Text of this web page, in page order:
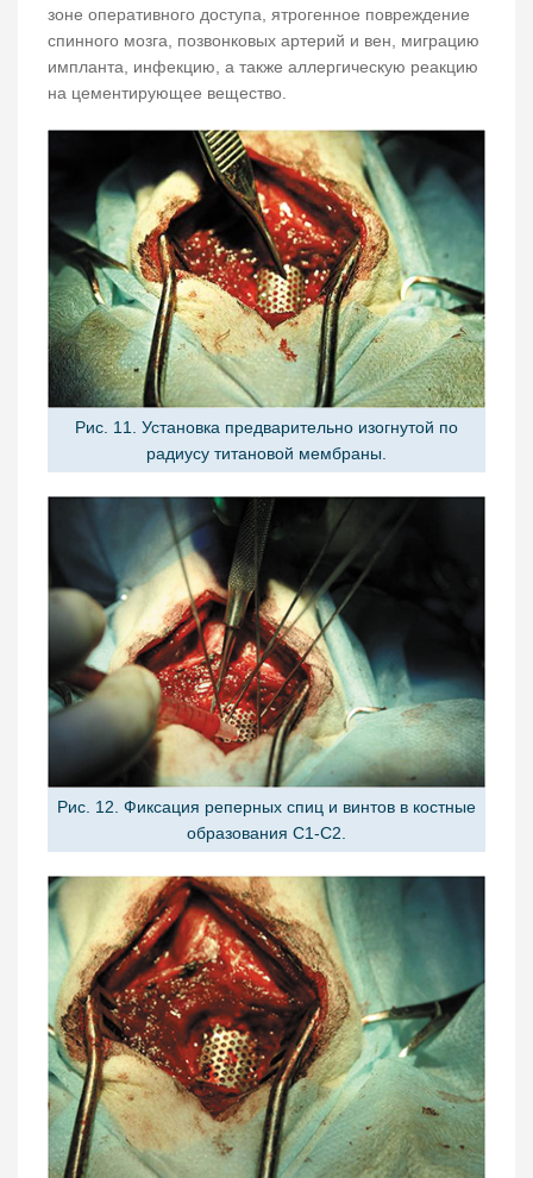
зоне оперативного доступа, ятрогенное повреждение
спинного мозга, позвонковых артерий и вен, миграцию
импланта, инфекцию, а также аллергическую реакцию
на цементирующее вещество.
Рис. 11. Установка предварительно изогнутой по
радиусу титановой мембраны.
Рис. 12. Фиксация реперных спиц и винтов в костные
образования С1-С2.